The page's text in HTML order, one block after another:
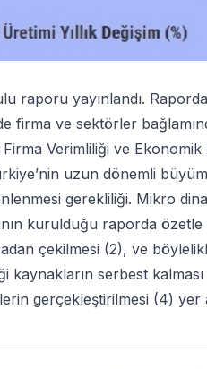
raporu yayınlandı.
firma ve sektörler
Firma Verimliliği ve
uzun dönemli
gerekliliği. Mikro
kurulduğu raporda özetle
çekilmesi (2), ve
kaynakların serbest
gerçekleştirilmesi (4) yer